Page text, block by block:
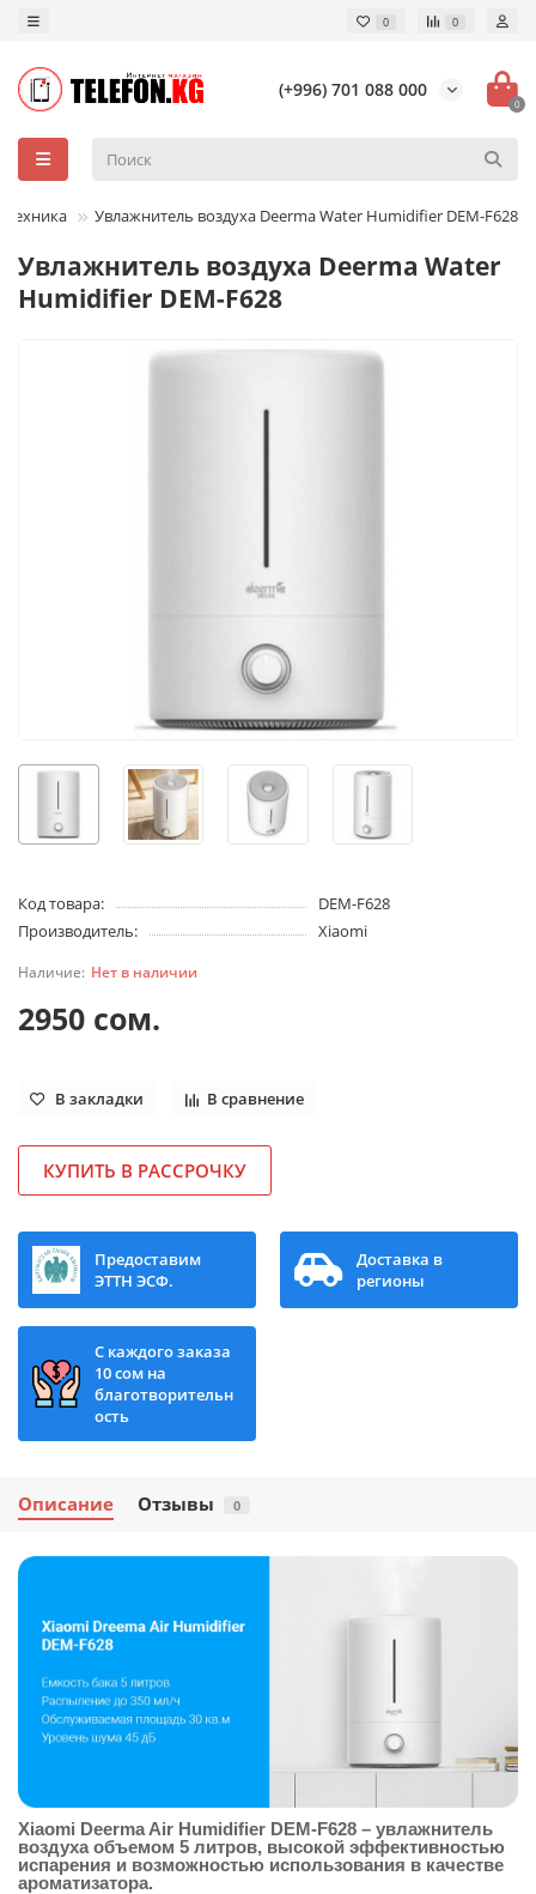
0 0
(+996) 701 088 000
0
техника Увлажнитель воздуха Deerma Water Humidifier DEM-F628
Увлажнитель воздуха Deerma Water
Humidifier DEM-F628
Код товара:
DEM-F628
Производитель:
Xiaomi
Нет в наличии
2950 сом.
В закладки В сравнение
КУПИТЬ В РАССРОЧКУ
Предоставим
ЭТТН ЭСФ.
Доставка в
регионы
С каждого заказа
10 сом на
благотворительн
ость
Описание Отзывы 0
Xiaomi Deerma Air Humidifier DEM-F628 – увлажнитель
воздуха объемом 5 литров, высокой эффективностью
испарения и возможностью использования в качестве
ароматизатора.